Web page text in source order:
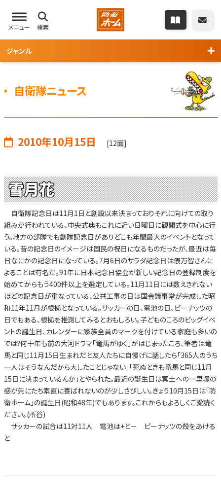
メニュー 検索
ジャンル
自衛隊ニュース
2010年10月15日 [12面]
雪月花
自衛隊記念日は11月1日と創設以来決まっておりそれに向けての取り
組みが行われている、中央式典もこれに近い日曜日に観閲式を中心に行
う。地方の部隊でも創隊記念日がありどこも年間最大のイベントとなって
いる。昔の記念日のイメージは国民の祝日になるものだったが、最近は毎
日なにかの記念日になっている。7月6日のサラダ記念日は俵万智さんに
よることは有名だ。91年に日本記念日協会が新しい記念日の登録制度を
始めてからもう400件以上を選定している。11月11日には数えきれない
ほどの記念日が重なっている、公共工事の日は国会議事堂が完成した昭
和11年11月が根拠となっている。サッカーの日、電池の日、ピーナッツの
日でもある、根拠を推測してみるとおもしろい。子どものころのビッグイベ
ントの誕生日、カレンダーに家族全員のマークを付けている家庭も多いの
では?何十年も前の大河ドラマ「竜馬がゆく」がはじまったころ、筆者は竜
馬と同じ11月15日生まれだと友人たちに自慢げに話したら「365人のうち
一人はそうなんだから大したことじゃない」「死ぬときも竜馬と同じ11月
15日に決まっているんか」とやられた。最近の誕生日は冥土への一里塚の
感が先にたち素直に喜ばれないのが少しさびしい。きょう10月15日は「防
衛ホーム」の誕生日(昭和48年)でもあります。これからもよろしくご愛読く
ださい。(所谷)
サッカーの試合は11対11人 電池は+と－ ピーナッツの殻をあける
と